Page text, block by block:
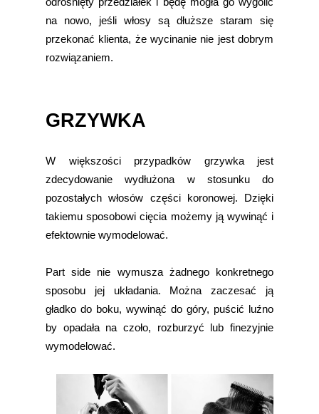
na nowo, jeśli włosy są dłuższe staram się
przekonać klienta, że wycinanie nie jest dobrym
rozwiązaniem.
GRZYWKA
W większości przypadków grzywka jest
zdecydowanie wydłużona w stosunku do
pozostałych włosów części koronowej. Dzięki
takiemu sposobowi cięcia możemy ją wywinąć i
efektownie wymodelować.
Part side nie wymusza żadnego konkretnego
sposobu jej układania. Można zaczesać ją
gładko do boku, wywinąć do góry, puścić luźno
by opadała na czoło, rozburzyć lub finezyjnie
wymodelować.